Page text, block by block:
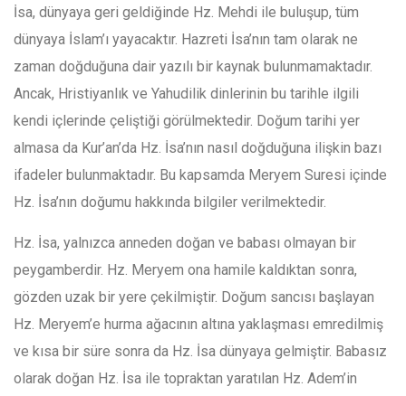
İsa, dünyaya geri geldiğinde Hz. Mehdi ile buluşup, tüm
dünyaya İslam’ı yayacaktır. Hazreti İsa’nın tam olarak ne
zaman doğduğuna dair yazılı bir kaynak bulunmamaktadır.
Ancak, Hristiyanlık ve Yahudilik dinlerinin bu tarihle ilgili
kendi içlerinde çeliştiği görülmektedir. Doğum tarihi yer
almasa da Kur’an’da Hz. İsa’nın nasıl doğduğuna ilişkin bazı
ifadeler bulunmaktadır. Bu kapsamda Meryem Suresi içinde
Hz. İsa’nın doğumu hakkında bilgiler verilmektedir.
Hz. İsa, yalnızca anneden doğan ve babası olmayan bir
peygamberdir. Hz. Meryem ona hamile kaldıktan sonra,
gözden uzak bir yere çekilmiştir. Doğum sancısı başlayan
Hz. Meryem’e hurma ağacının altına yaklaşması emredilmiş
ve kısa bir süre sonra da Hz. İsa dünyaya gelmiştir. Babasız
olarak doğan Hz. İsa ile topraktan yaratılan Hz. Adem’in